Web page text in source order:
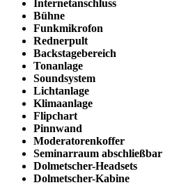
Internetanschluss
Bühne
Funkmikrofon
Rednerpult
Backstagebereich
Tonanlage
Soundsystem
Lichtanlage
Klimaanlage
Flipchart
Pinnwand
Moderatorenkoffer
Seminarraum abschließbar
Dolmetscher-Headsets
Dolmetscher-Kabine